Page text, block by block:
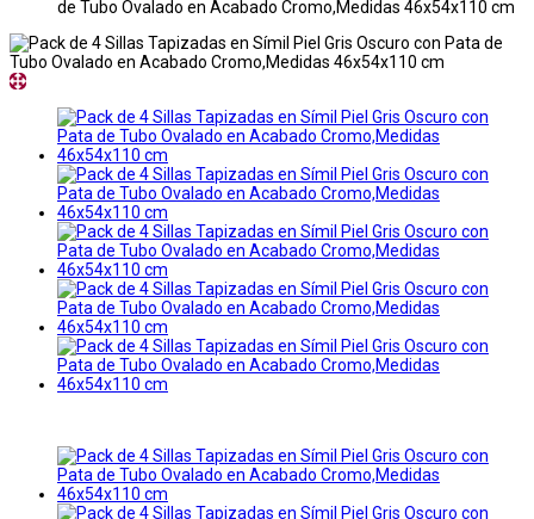
de Tubo Ovalado en Acabado Cromo,Medidas 46x54x110 cm